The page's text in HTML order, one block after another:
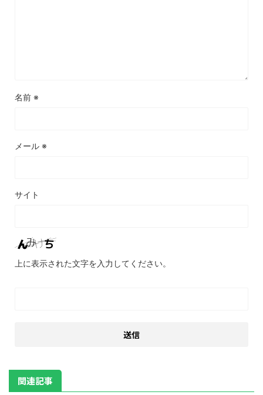
名前 ※
メール ※
サイト
上に表示された文字を入力してください。
関連記事